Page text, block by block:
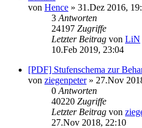
von Hence » 31.Dez 2016,
3 Antworten
24197 Zugriffe
Letzter Beitrag von LiN
10.Feb 2019, 23:04
[PDF] Stufenschema zur
von ziegenpeter» 27.Nov
0 Antworten
40220 Zugriffe
Letzter Beitrag von
27.Nov 2018, 22:10